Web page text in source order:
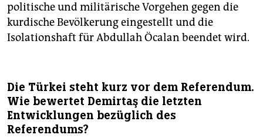
politische und militärische Vorgehen gegen die
kurdische Bevölkerung eingestellt und die
Isolationshaft für Abdullah Öcalan beendet wird.
Die Türkei steht kurz vor dem Referendum.
Wie bewertet Demirtaş die letzten
Entwicklungen bezüglich des
Referendums?